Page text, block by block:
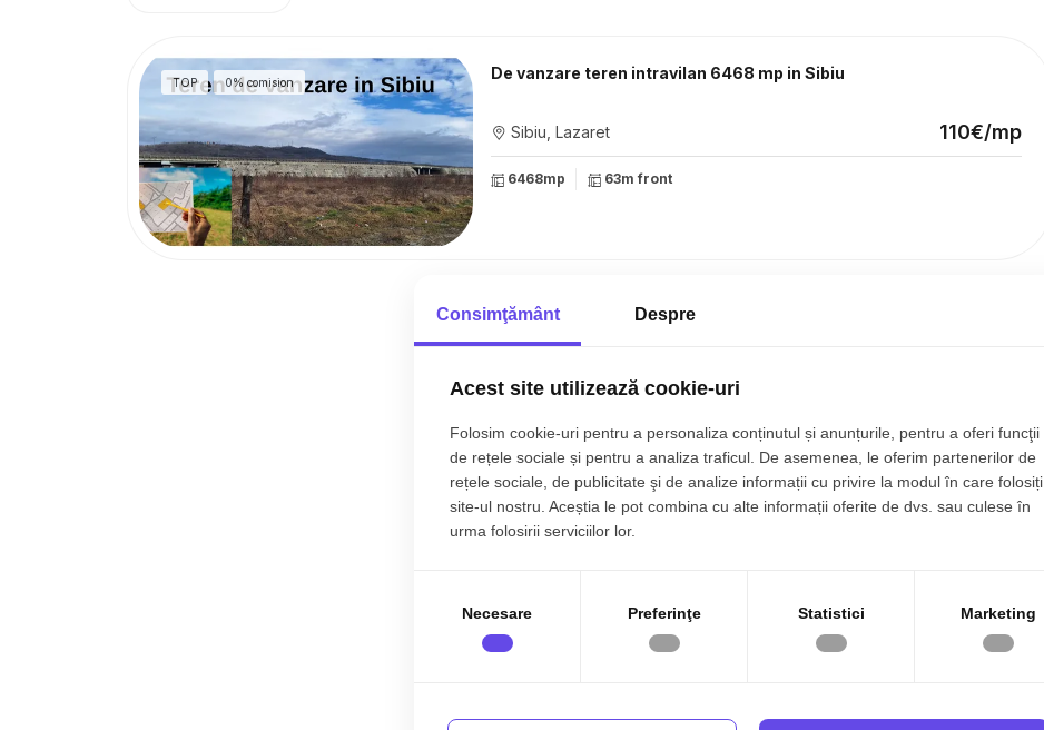
TOP 0% comision De vanzare teren intravilan 6468 mp in Sibiu
Sibiu, Lazaret 110€/mp
6468mp 63m front
Consimţământ Despre
Acest site utilizează cookie-uri
Folosim cookie-uri pentru a personaliza conținutul și anunțurile, pentru a oferi funcţii
de rețele sociale și pentru a analiza traficul. De asemenea, le oferim partenerilor de
rețele sociale, de publicitate şi de analize informații cu privire la modul în care folosiți
site-ul nostru. Aceștia le pot combina cu alte informații oferite de dvs. sau culese în
urma folosirii serviciilor lor.
Necesare Preferinţe Statistici Marketing